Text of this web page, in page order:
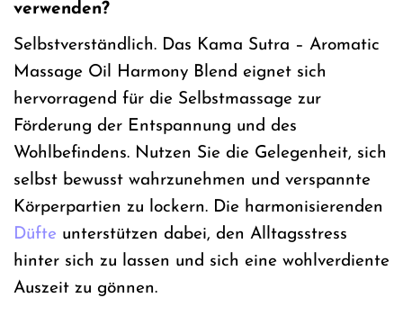
verwenden?
Selbstverständlich. Das Kama Sutra – Aromatic
Massage Oil Harmony Blend eignet sich
hervorragend für die Selbstmassage zur
Förderung der Entspannung und des
Wohlbefindens. Nutzen Sie die Gelegenheit, sich
selbst bewusst wahrzunehmen und verspannte
Körperpartien zu lockern. Die harmonisierenden
Düfte unterstützen dabei, den Alltagsstress
hinter sich zu lassen und sich eine wohlverdiente
Auszeit zu gönnen.